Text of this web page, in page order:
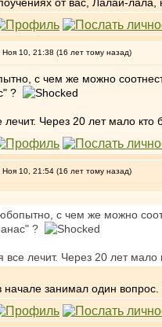
10, 21:38 (16 лет тому назад)
с чем же можно
?
Через 20 лет мало кто
10, 21:54 (16 лет тому назад)
с чем же можно
?
лечит. Через 20 лет мало
начале занимал один